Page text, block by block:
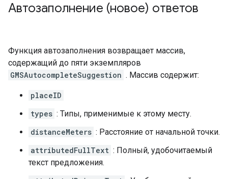
Автозаполнение (новое) ответов
Функция автозаполнения возвращает массив,
содержащий до пяти экземпляров
GMSAutocompleteSuggestion . Массив содержит:
placeID
types : Типы, применимые к этому месту.
distanceMeters : Расстояние от начальной точки.
attributedFullText : Полный, удобочитаемый
текст предложения.